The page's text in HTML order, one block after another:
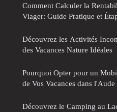
Comment Calculer la
Viager: Guide Pratique et
Découvrez les Activités
des Vacances Nature Idéales
Pourquoi Opter pour un
de Vos Vacances dans l'Aude
Découvrez le Camping au